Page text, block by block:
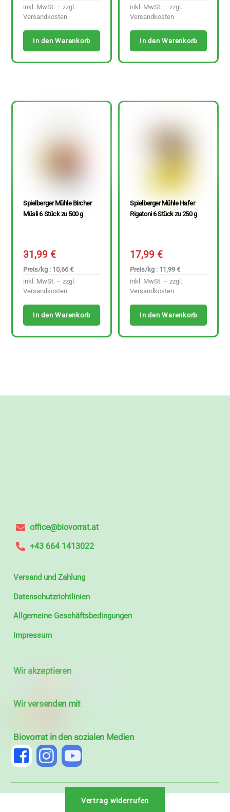
inkl. MwSt. – zzgl.
Versandkosten
In den Warenkorb
inkl. MwSt. – zzgl.
Versandkosten
In den Warenkorb
Spielberger Mühle Bircher
Müsli 6 Stück zu 500 g
31,99€
Preis/kg : 10,66 €
inkl. MwSt. – zzgl.
Versandkosten
In den Warenkorb
Spielberger Mühle Hafer
Rigatoni 6 Stück zu 250 g
17,99€
Preis/kg : 11,99 €
inkl. MwSt. – zzgl.
Versandkosten
In den Warenkorb
office@biovorrat.at
+43 664 1413022
Versand und Zahlung
Datenschutzrichtlinien
Allgemeine Geschäftsbedingungen
Impressum
Wir akzeptieren
Wir versenden mit
Biovorrat in den sozialen Medien
Vertrag widerrufen